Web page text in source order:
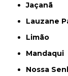
Jaçanã
Lauzane
Limão
Mandaqui
Nossa